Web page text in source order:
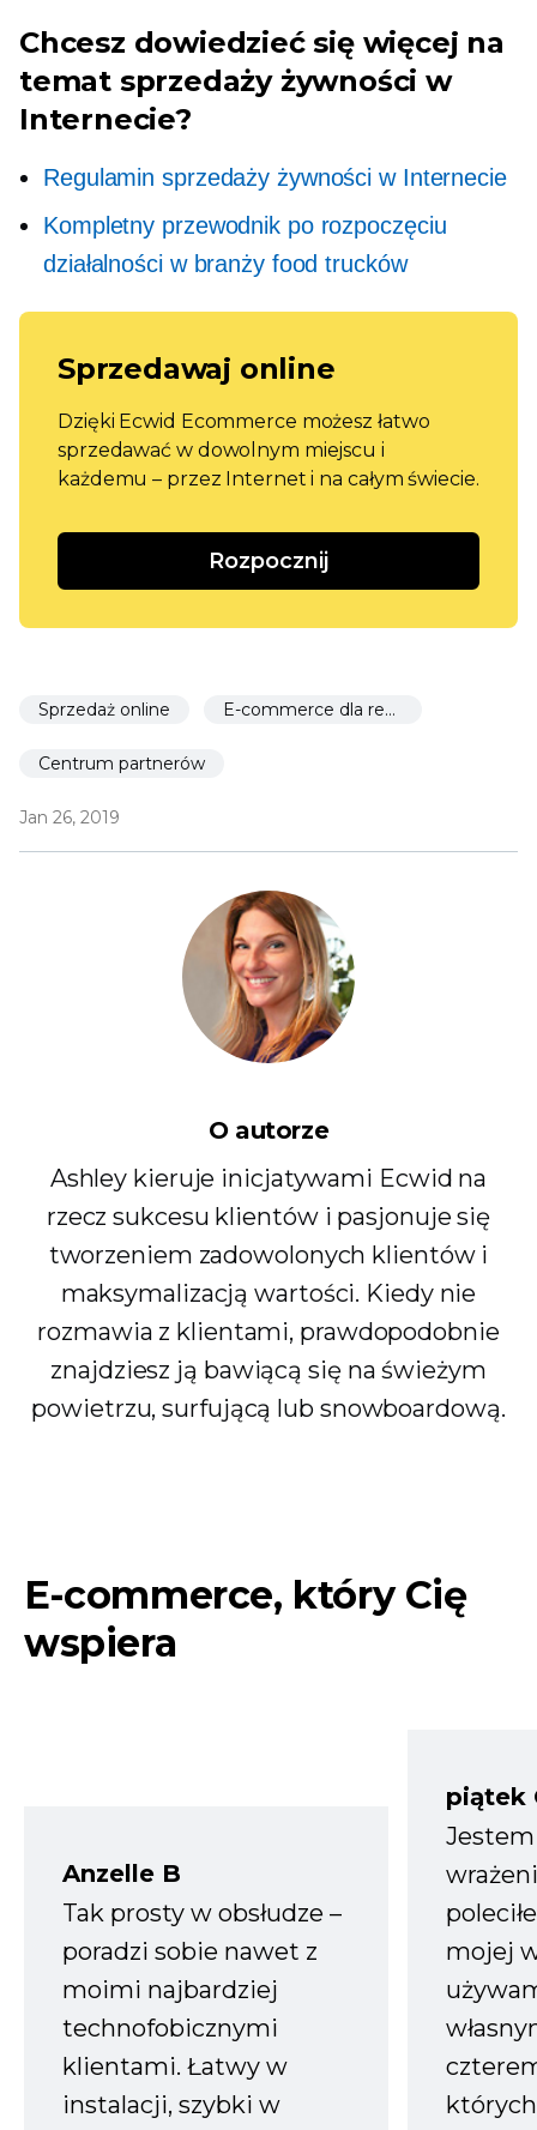
Chcesz dowiedzieć się więcej na
temat sprzedaży żywności w
Internecie?
Regulamin sprzedaży żywności w Internecie
Kompletny przewodnik po rozpoczęciu
działalności w branży food trucków
Sprzedawaj online
Dzięki Ecwid Ecommerce możesz łatwo
sprzedawać w dowolnym miejscu i
każdemu – przez Internet i na całym świecie.
Rozpocznij
Sprzedaż online E-commerce dla restauracji
Centrum partnerów
Jan 26, 2019
O autorze
Ashley kieruje inicjatywami Ecwid na
rzecz sukcesu klientów i pasjonuje się
tworzeniem zadowolonych klientów i
maksymalizacją wartości. Kiedy nie
rozmawia z klientami, prawdopodobnie
znajdziesz ją bawiącą się na świeżym
powietrzu, surfującą lub snowboardową.
E-commerce, który Cię
wspiera
Anzelle B
Tak prosty w obsłudze –
poradzi sobie nawet z
moimi najbardziej
technofobicznymi
klientami. Łatwy w
instalacji, szybki w
piątek
mojej